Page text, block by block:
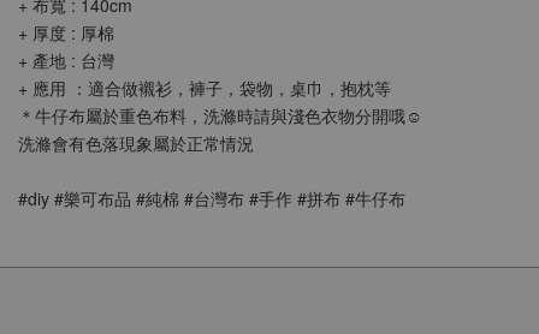
+ 厚度 : 厚棉
+ 產地 : 台灣
+ 應用 ：適合做襯衫，褲子，袋物，桌巾，抱枕等
＊牛仔布屬於重色布料，洗滌時請與淺色衣物分開哦☺️
洗滌會有色落現象屬於正常情況
#diy #樂可布品 #純棉 #台灣布 #手作 #拼布 #牛仔布